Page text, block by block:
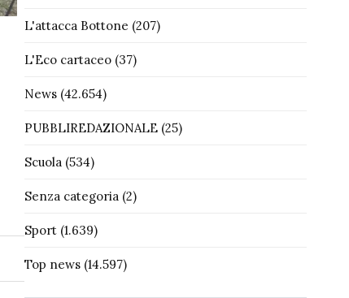
L'attacca Bottone (207)
L'Eco cartaceo(37)
News(42.654)
PUBBLIREDAZIONALE(25)
Scuola(534)
Senza categoria(2)
Sport(1.639)
Top news(14.597)